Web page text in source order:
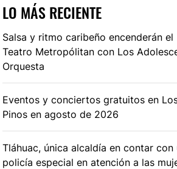
LO MÁS RECIENTE
Salsa y ritmo caribeño encenderán el
Teatro Metropólitan con Los
Orquesta
Eventos y conciertos gratuitos en
Pinos en agosto de 2026
Tláhuac, única alcaldía en contar con
policía especial en atención a las